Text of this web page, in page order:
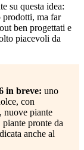
su questa idea:
prodotti, ma far
ben progettati e
piacevoli da
in breve: uno
con
nuove piante
pronte da
anche al